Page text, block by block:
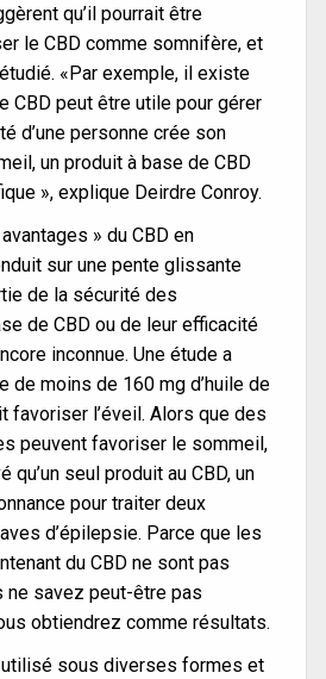
qu’il pourrait être
le CBD comme somnifère, et
«Par exemple, il existe
CBD peut être utile pour gérer
d’une personne crée son
un produit à base de CBD
», explique Deirdre Conroy.
» du CBD en
sur une pente glissante
de la sécurité des
de CBD ou de leur efficacité
inconnue. Une étude a
de moins de 160 mg d’huile de
favoriser l’éveil. Alors que des
peuvent favoriser le sommeil,
qu’un seul produit au CBD, un
pour traiter deux
d’épilepsie. Parce que les
du CBD ne sont pas
ne savez peut-être pas
obtiendrez comme résultats.
sous diverses formes et